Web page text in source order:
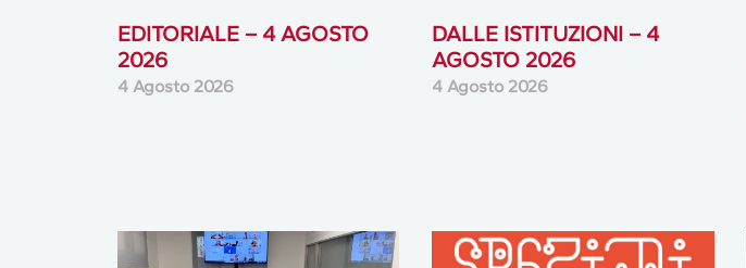
EDITORIALE – 4 AGOSTO
2026
4 Agosto 2026
DALLE ISTITUZIONI – 4
AGOSTO 2026
4 Agosto 2026